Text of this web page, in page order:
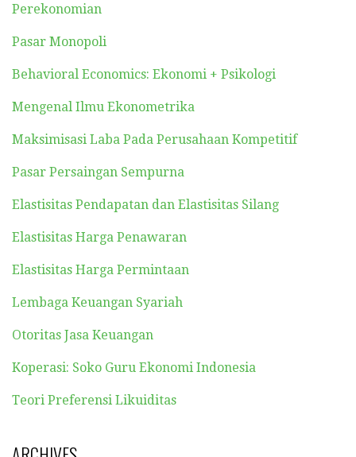
Perekonomian
Pasar Monopoli
Behavioral Economics: Ekonomi + Psikologi
Mengenal Ilmu Ekonometrika
Maksimisasi Laba Pada Perusahaan Kompetitif
Pasar Persaingan Sempurna
Elastisitas Pendapatan dan Elastisitas Silang
Elastisitas Harga Penawaran
Elastisitas Harga Permintaan
Lembaga Keuangan Syariah
Otoritas Jasa Keuangan
Koperasi: Soko Guru Ekonomi Indonesia
Teori Preferensi Likuiditas